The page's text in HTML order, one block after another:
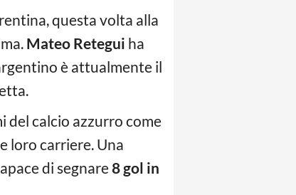
questa volta alla
Mateo Retegui ha
è attualmente il
del calcio azzurro come
loro carriere. Una
di segnare8 gol in